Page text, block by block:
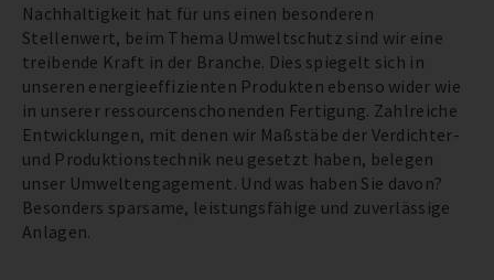
Nachhaltigkeit hat für uns einen besonderen
Stellenwert, beim Thema Umweltschutz sind wir eine
treibende Kraft in der Branche. Dies spiegelt sich in
unseren energieeffizienten Produkten ebenso wider wie
in unserer ressourcenschonenden Fertigung. Zahlreiche
Entwicklungen, mit denen wir Maßstäbe der Verdichter-
und Produktionstechnik neu gesetzt haben, belegen
unser Umweltengagement. Und was haben Sie davon?
Besonders sparsame, leistungsfähige und zuverlässige
Anlagen.